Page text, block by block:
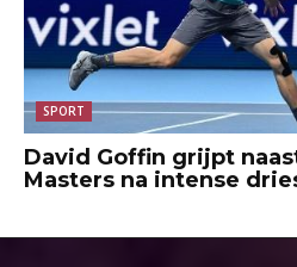
SPORT
David Goffin grijpt
Masters na intense